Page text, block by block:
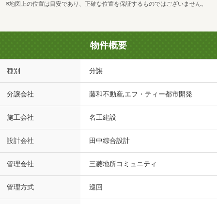
※地図上の位置は目安であり、正確な位置を保証するものではございません。
物件概要
種別 分譲
分譲会社 藤和不動産,エフ・ティー都市開発
施工会社 名工建設
設計会社 田中綜合設計
管理会社 三菱地所コミュニティ
管理方式 巡回